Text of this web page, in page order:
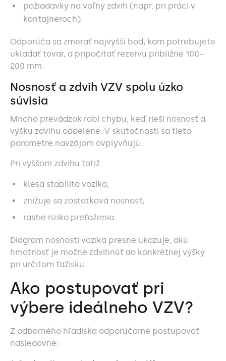
požiadavky na voľný zdvih (napr. pri práci v
kontajneroch).
Odporúča sa zmerať najvyšší bod, kam potrebujete
ukladať tovar, a pripočítať rezervu približne 100–
200 mm.
Nosnosť a zdvih VZV spolu úzko
súvisia
Mnoho prevádzok robí chybu, keď rieši nosnosť a
výšku zdvihu oddelene. V skutočnosti sa tieto
parametre navzájom ovplyvňujú.
Pri vyššom zdvihu totiž:
klesá stabilita vozíka,
znižuje sa zostatková nosnosť,
rastie riziko preťaženia.
Diagram nosnosti vozíka presne ukazuje, akú
hmotnosť je možné zdvihnúť do konkrétnej výšky
pri určitom ťažisku.
Ako postupovať pri
výbere ideálneho VZV?
Z odborného hľadiska odporúčame postupovať
nasledovne: